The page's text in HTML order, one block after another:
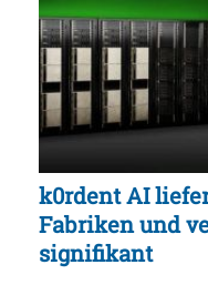
k0rdent AI
Fabriken und
signifikant